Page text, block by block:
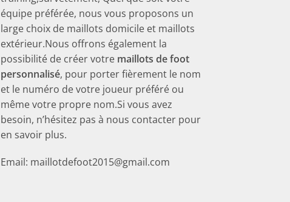
équipe préférée, nous vous proposons un
large choix de maillots domicile et maillots
extérieur.Nous offrons également la
possibilité de créer votre maillots de foot
personnalisé, pour porter fièrement le nom
et le numéro de votre joueur préféré ou
même votre propre nom.Si vous avez
besoin, n’hésitez pas à nous contacter pour
en savoir plus.
Email: maillotdefoot2015@gmail.com